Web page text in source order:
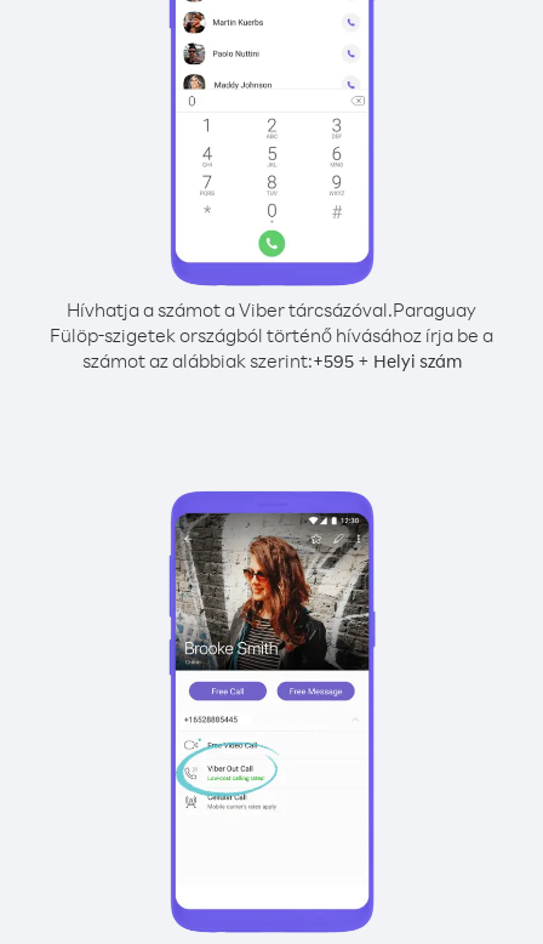
Hívhatja a számot a Viber tárcsázóval.Paraguay
Fülöp-szigetek országból történő hívásához írja be a
számot az alábbiak szerint:+595+ Helyi szám